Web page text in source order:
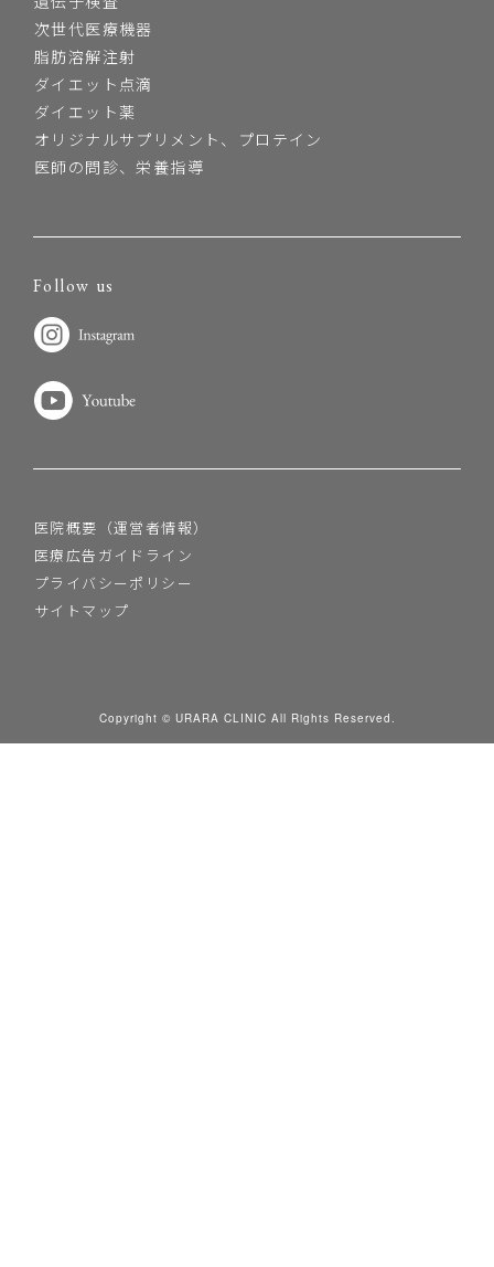
次世代医療機器
脂肪溶解注射
ダイエット点滴
ダイエット薬
オリジナルサプリメント、プロテイン
医師の問診、栄養指導
医院概要（運営者情報）
医療広告ガイドライン
プライバシーポリシー
サイトマップ
Follow us
Copyright © URARA CLINIC All Rights Reserved.